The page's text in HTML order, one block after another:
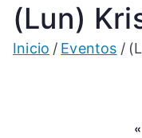
(Lun)
Inicio Eventos